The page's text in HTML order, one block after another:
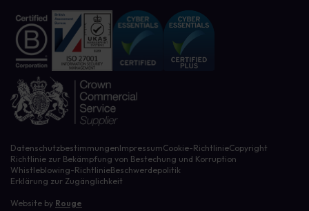
DatenschutzbestimmungenImpressumCookie-RichtlinieCopyright
Richtlinie zur Bekämpfung von Bestechung und Korruption
Whistleblowing-RichtlinieBeschwerdepolitik
Erklärung zur Zugänglichkeit
Website by Rouge